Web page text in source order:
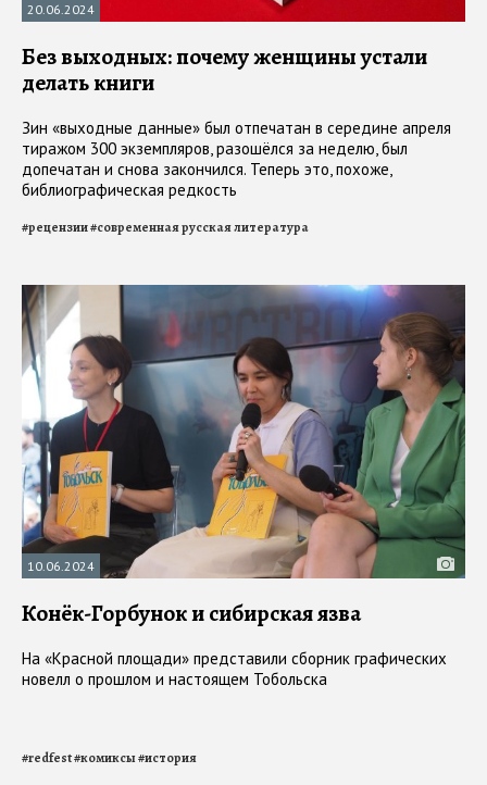
20.06.2024
Без выходных: почему женщины устали
делать книги
Зин «выходные данные» был отпечатан в середине апреля
тиражом 300 экземпляров, разошёлся за неделю, был
допечатан и снова закончился. Теперь это, похоже,
библиографическая редкость
#рецензии#современная русская литература
10.06.2024
Конёк-Горбунок и сибирская язва
На «Красной площади» представили сборник графических
новелл о прошлом и настоящем Тобольска
#redfest#комиксы#история